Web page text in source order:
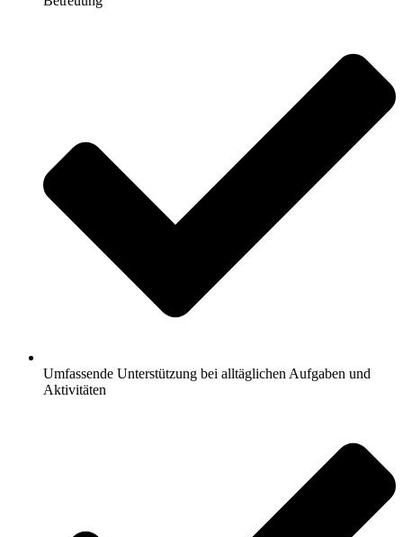
Umfassende Unterstützung bei alltäglichen Aufgaben und
Aktivitäten